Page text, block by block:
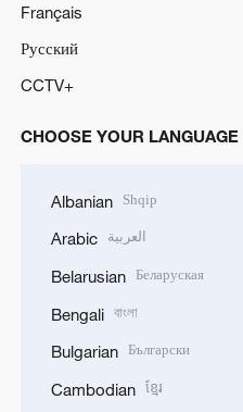
Français
Русский
CCTV+
CHOOSE YOUR LANGUAGE
Albanian Shqip
Arabic العربية
Belarusian Беларуская
Bengali বাংলা
Bulgarian Български
Cambodian ខ្មែរ